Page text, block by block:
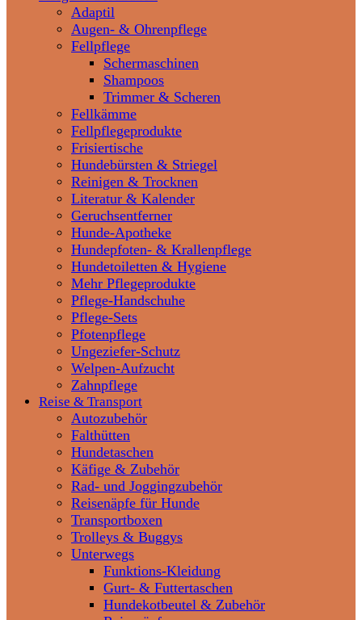
Adaptil
Augen- & Ohrenpflege
Fellpflege
Schermaschinen
Shampoos
Trimmer & Scheren
Fellkämme
Fellpflegeprodukte
Frisiertische
Hundebürsten & Striegel
Reinigen & Trocknen
Literatur & Kalender
Geruchsentferner
Hunde-Apotheke
Hundepfoten- & Krallenpflege
Hundetoiletten & Hygiene
Mehr Pflegeprodukte
Pflege-Handschuhe
Pflege-Sets
Pfotenpflege
Ungeziefer-Schutz
Welpen-Aufzucht
Zahnpflege
Reise & Transport
Autozubehör
Falthütten
Hundetaschen
Käfige & Zubehör
Rad- und Joggingzubehör
Reisenäpfe für Hunde
Transportboxen
Trolleys & Buggys
Unterwegs
Funktions-Kleidung
Gurt- & Futtertaschen
Hundekotbeutel & Zubehör